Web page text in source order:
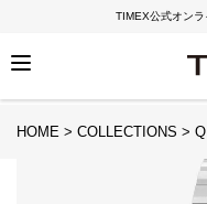
TIMEX公式オン
HOME COLLECTIONS